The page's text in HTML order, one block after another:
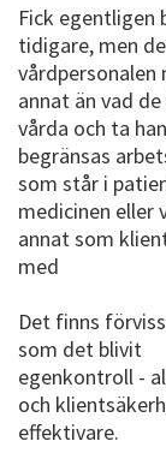
Fick egentligen
tidigare, men
vårdpersonalen
annat än vad
vårda och ta
begränsas
som står i
medicinen eller
annat som
med
Det finns
som det blivit
egenkontroll -
och
effektivare.